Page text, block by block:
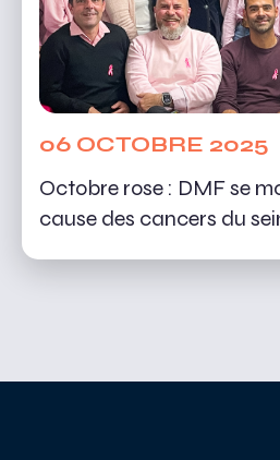
06 OCTOBRE 2025
Octobre rose : DMF se
cause des cancers du